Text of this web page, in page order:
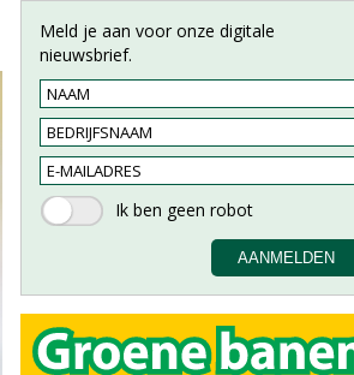
Meld je aan voor onze digitale
nieuwsbrief.